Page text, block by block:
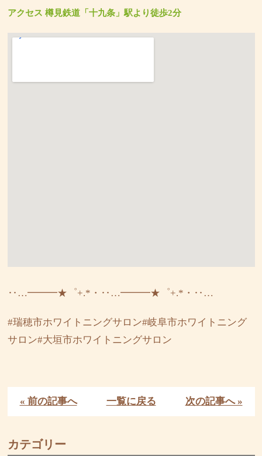
アクセス 樽見鉄道「十九条」駅より徒歩2分
‥…━━━★゜+.*・‥…━━━★゜+.*・‥…
#瑞穂市ホワイトニングサロン#岐阜市ホワイトニング
サロン#大垣市ホワイトニングサロン
« 前の記事へ 一覧に戻る 次の記事へ »
カテゴリー